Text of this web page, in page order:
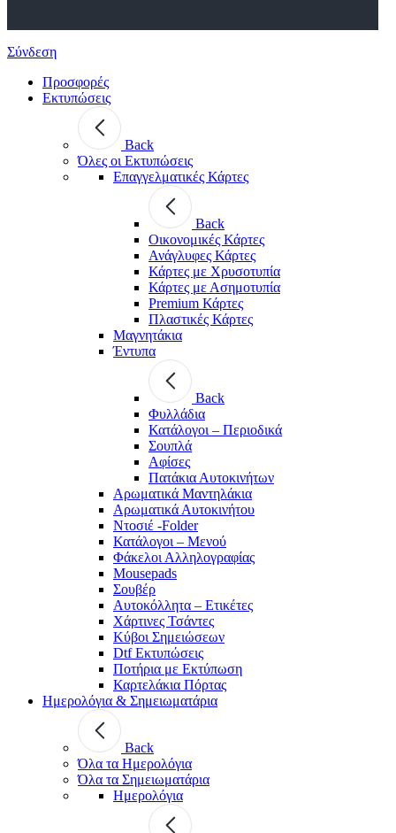
Σύνδεση
Προσφορές
Εκτυπώσεις
Back
Όλες οι Εκτυπώσεις
Επαγγελματικές Κάρτες
Back
Οικονομικές Κάρτες
Ανάγλυφες Κάρτες
Κάρτες με Χρυσοτυπία
Κάρτες με Ασημοτυπία
Premium Κάρτες
Πλαστικές Κάρτες
Μαγνητάκια
Έντυπα
Back
Φυλλάδια
Κατάλογοι – Περιοδικά
Σουπλά
Αφίσες
Πατάκια Αυτοκινήτων
Αρωματικά Μαντηλάκια
Αρωματικά Αυτοκινήτου
Ντοσιέ -Folder
Κατάλογοι – Μενού
Φάκελοι Αλληλογραφίας
Mousepads
Σουβέρ
Αυτοκόλλητα – Ετικέτες
Χάρτινες Τσάντες
Κύβοι Σημειώσεων
Dtf Εκτυπώσεις
Ποτήρια με Εκτύπωση
Καρτελάκια Πόρτας
Ημερολόγια & Σημειωματάρια
Back
Όλα τα Ημερολόγια
Όλα τα Σημειωματάρια
Ημερολόγια